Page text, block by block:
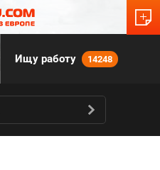
Ищу работу 14248